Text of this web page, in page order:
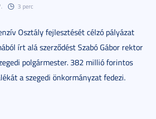
3 perc
Osztály fejlesztését célzó pályázat
írt alá szerződést Szabó Gábor rektor
polgármester. 382 millió forintos
a szegedi önkormányzat fedezi.